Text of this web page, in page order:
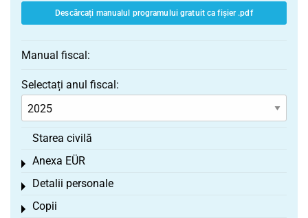
Descărcați manualul programului gratuit ca fișier .pdf
Manual fiscal:
Selectați anul fiscal:
Starea civilă
Anexa EÜR
Toggle menu
Detalii personale
Toggle menu
Copii
Toggle menu